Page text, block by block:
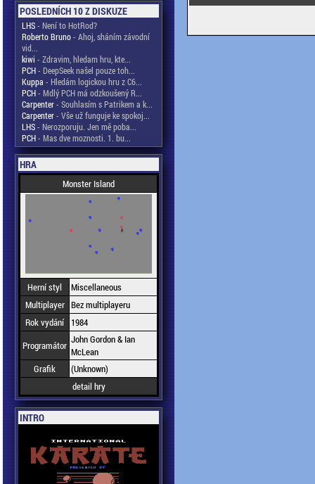
POSLEDNÍCH 10 Z DISKUZE
LHS- Není to HotRod?
Roberto Bruno- Ahoj, sháním závodní
vid...
kiwi - Zdravim, hledam hru, kte...
PCH- DeepSeek našel pouze toh...
Kuppa - Hledám logickou hru z C6...
PCH- Mdlý PCH má odzkoušený R...
Carpenter- Souhlasím s Patrikem a k...
Carpenter- Vše už funguje ke spokoj...
LHS- Nerozporuju. Jen mě poba...
PCH- Mas dve moznosti. 1. bu...
HRA
Monster Island
Herní styl
Miscellaneous
Multiplayer Bez multiplayeru
Rok vydání
1984
Programátor John Gordon & Ian
McLean
Grafik
(Unknown)
detail hry
INTRO